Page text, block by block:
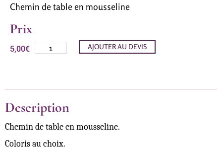
Chemin de table en mousseline
Prix
5,00€ AJOUTER AU DEVIS
Description
Chemin de table en mousseline.
Coloris au choix.